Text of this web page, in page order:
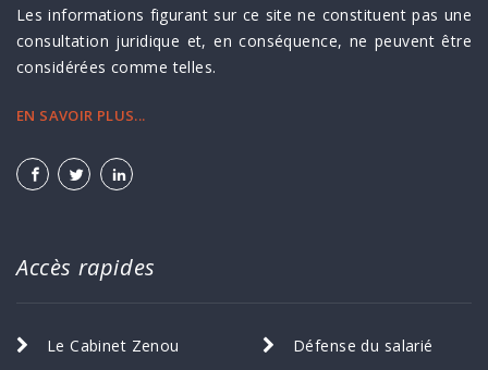
Les informations figurant sur ce site ne constituent pas une
consultation juridique et, en conséquence, ne peuvent être
considérées comme telles.
EN SAVOIR PLUS...
Accès rapides
Le Cabinet Zenou
Défense du salarié